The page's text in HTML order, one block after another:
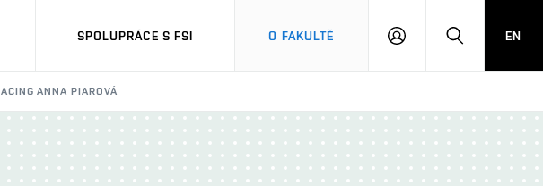
SPOLUPRÁCE S FSI O FAKULTĚ
PŘIHLÁŠENÍHLEDAT
EN
ANNA PIAROVÁ